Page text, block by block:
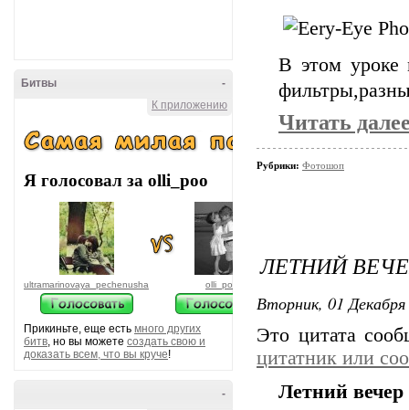
-
Битвы
К приложению
Я голосовал за olli_poo
ultramarinovaya_pechenusha olli_poo
Прикиньте, еще есть много других
битв, но вы можете создать свою и
доказать всем, что вы круче!
-
В этом уроке
Читать
Рубрики: Фотошоп
ЛЕТНИЙ
Вторник, 01
Это цитата
цитатник или
Летний вечер